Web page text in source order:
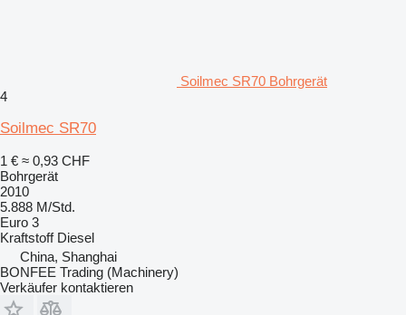
Soilmec SR70 Bohrgerät
4
Soilmec SR70
1 € ≈ 0,93 CHF
Bohrgerät
2010
5.888 M/Std.
Euro 3
Kraftstoff Diesel
China, Shanghai
BONFEE Trading (Machinery)
Verkäufer kontaktieren